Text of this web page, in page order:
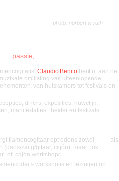
Claudio Benito bent u aan het
omlijsting van uiteenlopende
van huiskamers tot festivals en
diners, exposities, huwelijk,
manifestaties, theater en festivals.
flamencogitaar optredens zowel
als
(dans/zang/gitaar, cajón), maar ook
of cajón-workshops.
workshops en lezingen op
.
passie,
photo: norbert orvath